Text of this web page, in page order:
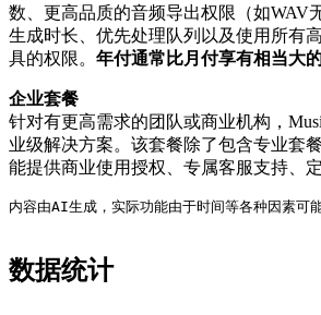
数、更高品质的音频导出权限（如WAV
生成时长、优先处理队列以及使用所有
具的权限。 年付通常比月付享有相当大
企业套餐
针对有更高需求的团队或商业机构，
业级解决方案。该套餐除了包含专业套
能提供商业使用授权、专属客服支持、
内容由AI生成，实际功能由于时间等各种因素可
数据统计